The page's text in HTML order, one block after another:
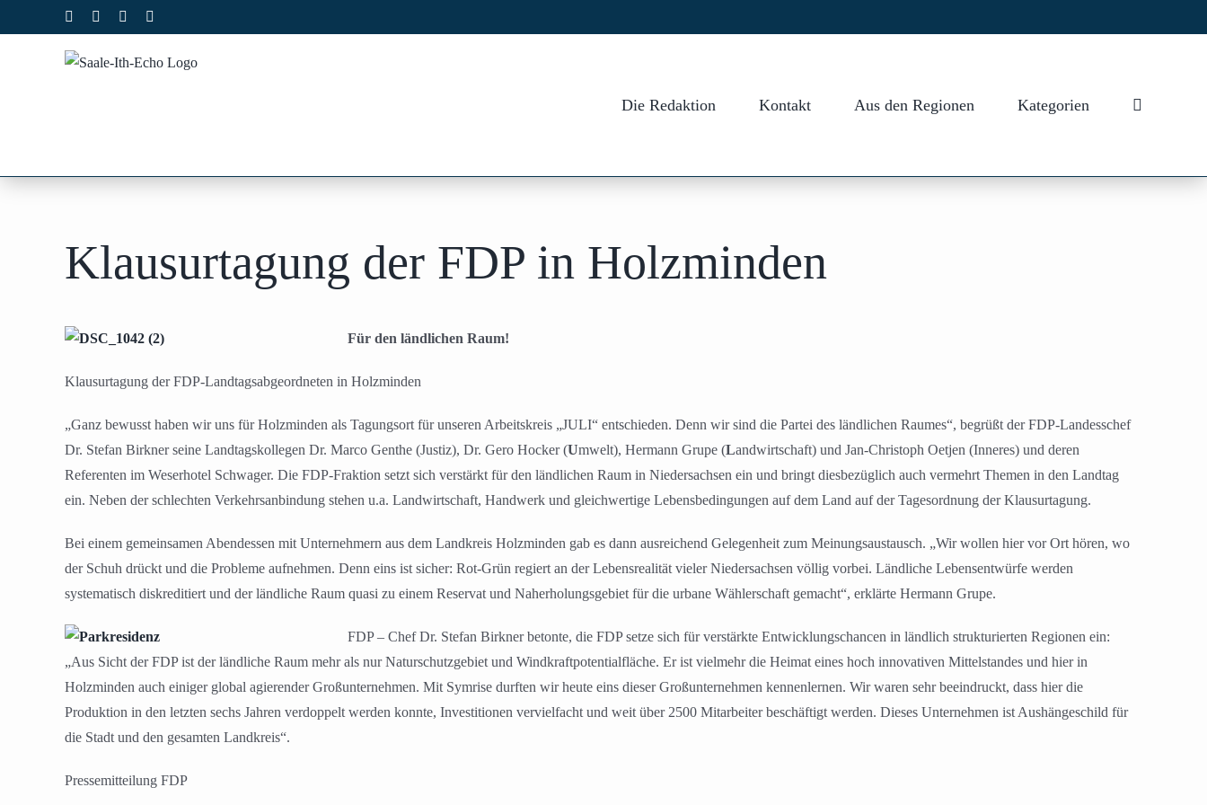
Inhalt
Facebook Instagram
Die Redaktion Kontakt Aus den Regionen Kategorien
Klausurtagung der FDP in Holzminden
Für den ländlichen Raum!
Klausurtagung der FDP-Landtagsabgeordneten in Holzminden
„Ganz bewusst haben wir uns für Holzminden als Tagungsort für unseren Arbeitskreis „JULI“ entschieden. Denn wir sind die Partei des ländlichen Raumes“, begrüßt der FDP-Landesschef
Dr. Stefan Birkner seine Landtagskollegen Dr. Marco Genthe (Justiz), Dr. Gero Hocker (Umwelt), Hermann Grupe (Landwirtschaft) und Jan-Christoph Oetjen (Inneres) und deren
Referenten im Weserhotel Schwager. Die FDP-Fraktion setzt sich verstärkt für den ländlichen Raum in Niedersachsen ein und bringt diesbezüglich auch vermehrt Themen in den Landtag
ein. Neben der schlechten Verkehrsanbindung stehen u.a. Landwirtschaft, Handwerk und gleichwertige Lebensbedingungen auf dem Land auf der Tagesordnung der Klausurtagung.
Bei einem gemeinsamen Abendessen mit Unternehmern aus dem Landkreis Holzminden gab es dann ausreichend Gelegenheit zum Meinungsaustausch. „Wir wollen hier vor Ort hören, wo
der Schuh drückt und die Probleme aufnehmen. Denn eins ist sicher: Rot-Grün regiert an der Lebensrealität vieler Niedersachsen völlig vorbei. Ländliche Lebensentwürfe werden
systematisch diskreditiert und der ländliche Raum quasi zu einem Reservat und Naherholungsgebiet für die urbane Wählerschaft gemacht“, erklärte Hermann Grupe.
FDP – Chef Dr. Stefan Birkner betonte, die FDP setze sich für verstärkte Entwicklungschancen in ländlich strukturierten Regionen ein:
„Aus Sicht der FDP ist der ländliche Raum mehr als nur Naturschutzgebiet und Windkraftpotentialfläche. Er ist vielmehr die Heimat eines hoch innovativen Mittelstandes und hier in
Holzminden auch einiger global agierender Großunternehmen. Mit Symrise durften wir heute eins dieser Großunternehmen kennenlernen. Wir waren sehr beeindruckt, dass hier die
Produktion in den letzten sechs Jahren verdoppelt werden konnte, Investitionen vervielfacht und weit über 2500 Mitarbeiter beschäftigt werden. Dieses Unternehmen ist Aushängeschild für
die Stadt und den gesamten Landkreis“.
Pressemitteilung FDP